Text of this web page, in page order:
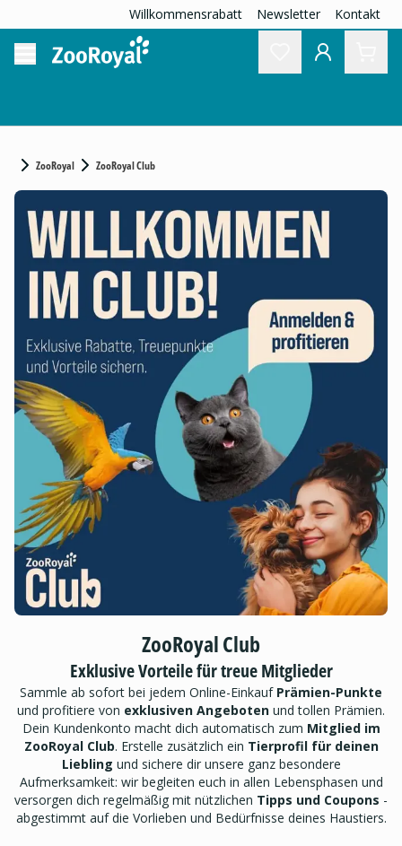
Willkommensrabatt Newsletter Kontakt
ZooRoyal ZooRoyal Club
ZooRoyal Club
Exklusive Vorteile für treue Mitglieder
Sammle ab sofort bei jedem Online-Einkauf Prämien-Punkte
und profitiere von exklusiven Angeboten und tollen Prämien.
Dein Kundenkonto macht dich automatisch zum Mitglied im
ZooRoyal Club. Erstelle zusätzlich ein Tierprofil für deinen
Liebling und sichere dir unsere ganz besondere
Aufmerksamkeit: wir begleiten euch in allen Lebensphasen und
versorgen dich regelmäßig mit nützlichen Tipps und Coupons -
abgestimmt auf die Vorlieben und Bedürfnisse deines Haustiers.